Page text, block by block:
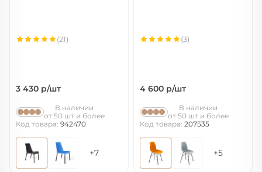
3 430 р/шт
(21)
В наличии
от 50 шт и более
Код товара: 942470
+7
4 600 р/шт
(3)
В наличии
от 50 шт и более
Код товара: 207535
+5